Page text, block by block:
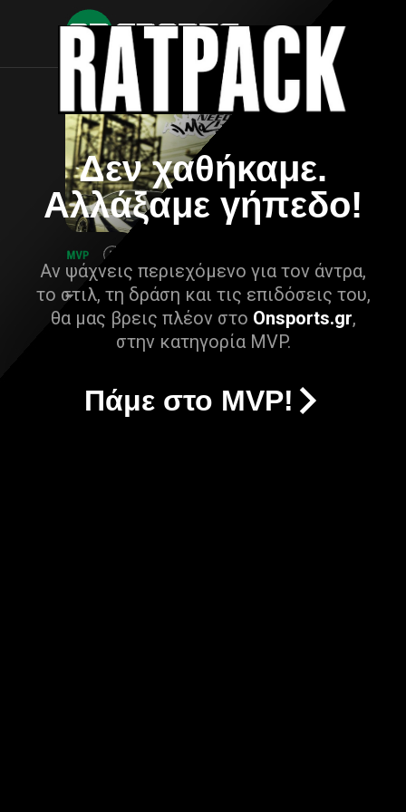
Δεν χαθήκαμε.
Αλλάξαμε γήπεδο!
Αν ψάχνεις περιεχόμενο για τον άντρα,
το στιλ, τη δράση και τις επιδόσεις του,
θα μας βρεις πλέον στο Onsports.gr,
στην κατηγορία MVP.
Πάμε στο MVP!